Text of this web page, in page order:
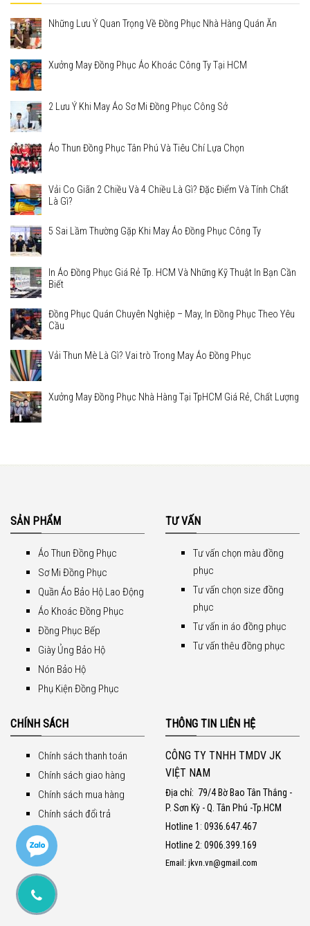
Những Lưu Ý Quan Trọng Về Đồng Phục Nhà Hàng Quán Ăn
Xưởng May Đồng Phục Áo Khoác Công Ty Tại HCM
2 Lưu Ý Khi May Áo Sơ Mi Đồng Phục Công Sở
Áo Thun Đồng Phục Tân Phú Và Tiêu Chí Lựa Chọn
Vải Co Giãn 2 Chiều Và 4 Chiều Là Gì? Đặc Điểm Và Tính Chất
Là Gì?
5 Sai Lầm Thường Gặp Khi May Áo Đồng Phục Công Ty
In Áo Đồng Phục Giá Rẻ Tp. HCM Và Những Kỹ Thuật In Bạn Cần
Biết
Đồng Phục Quán Chuyên Nghiệp – May, In Đồng Phục Theo Yêu
Cầu
Vải Thun Mè Là Gì? Vai trò Trong May Áo Đồng Phục
Xưởng May Đồng Phục Nhà Hàng Tại TpHCM Giá Rẻ, Chất Lượng
SẢN PHẨM
Áo Thun Đồng Phục
Sơ Mi Đồng Phục
Quần Áo Bảo Hộ Lao Động
Áo Khoác Đồng Phục
Đồng Phục Bếp
Giày Ủng Bảo Hộ
Nón Bảo Hộ
Phụ Kiện Đồng Phục
TƯ VẤN
Tư vấn chọn màu đồng
phục
Tư vấn chọn size đồng
phục
Tư vấn in áo đồng phục
Tư vấn thêu đồng phục
CHÍNH SÁCH
Chính sách thanh toán
Chính sách giao hàng
Chính sách mua hàng
Chính sách đổi trả
THÔNG TIN LIÊN HỆ
CÔNG TY TNHH TMDV JK
VIỆT NAM
Địa chỉ: 79/4 Bờ Bao Tân Thắng -
P. Sơn Kỳ - Q. Tân Phú -Tp.HCM
Hotline 1 : 0936.647.467
Hotline 2: 0906.399.169
Email: jkvn.vn@gmail.com